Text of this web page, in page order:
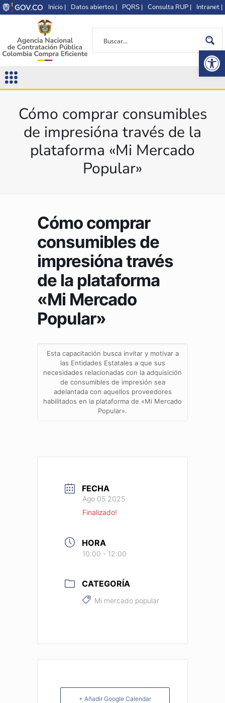
Inicio | Datos abiertos | PQRS | Consulta RUP | Intranet |
Cómo comprar consumibles
de impresióna través de la
plataforma «Mi Mercado
Popular»
Cómo comprar
consumibles de
impresióna través
de la plataforma
«Mi Mercado
Popular»
Esta capacitación busca invitar y motivar a
las Entidades Estatales a que sus
necesidades relacionadas con la adquisición
de consumibles de impresión sea
adelantada con aquellos proveedores
habilitados en la plataforma de «Mi Mercado
Popular».
FECHA
Ago 05 2025
Finalizado!
HORA
10:00 - 12:00
CATEGORÍA
Mi mercado popular
+ Añadir Google Calendar